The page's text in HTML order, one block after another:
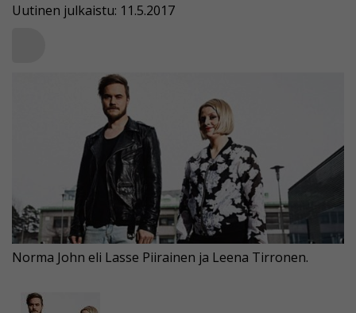
Uutinen julkaistu: 11.5.2017
Norma John eli Lasse Piirainen ja Leena Tirronen.